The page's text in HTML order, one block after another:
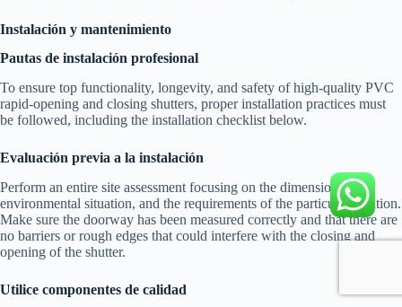
Instalación y mantenimiento
Pautas de instalación profesional
To ensure top functionality, longevity, and safety of high-quality PVC
rapid-opening and closing shutters, proper installation practices must
be followed, including the installation checklist below.
Evaluación previa a la instalación
Perform an entire site assessment focusing on the dimensions, the
environmental situation, and the requirements of the particular location.
Make sure the doorway has been measured correctly and that there are
no barriers or rough edges that could interfere with the closing and
opening of the shutter.
Utilice componentes de calidad